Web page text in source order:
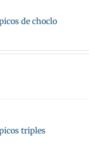
de choclo
triples